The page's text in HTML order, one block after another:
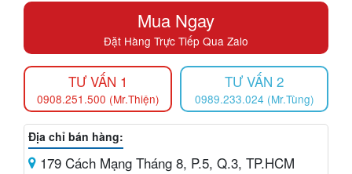
Mua Ngay
Đặt Hàng Trực Tiếp Qua Zalo
TƯ VẤN 1
0908.251.500 (Mr.Thiện)
TƯ VẤN 2
0989.233.024 (Mr.Tùng)
Địa chỉ bán hàng:
179 Cách Mạng Tháng 8, P.5, Q.3, TP.HCM